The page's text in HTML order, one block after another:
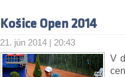
Košice Open 2014
21. jún 2014 | 20:43
V